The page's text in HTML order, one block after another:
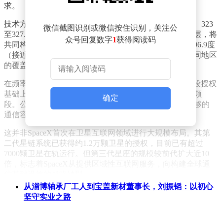
求。
技术方案显示，第三代星座将采用独特的双层轨道设计。323
至327.5公里高度的第一层和473至477.5公里高度的第二层，将
共同构成这个庞大的太空网络。轨道倾角范围从26度到96.9度
（接近太阳同步轨道）的灵活设计，使系统能够根据不同地区
的覆盖需求和流量分布进行动态调整。
在频率资源方面，SpaceX计划在现有Ku、Ka、V和E频段授权
基础上，进一步开发92GHz至275GHz之间的W频段和D频
段。公司解释称，要为全球数十亿用户和AI设备提供足够的
通信容量，必须大幅扩展现有的回传能力。
这并非SpaceX首次在卫星互联网领域进行大规模布局。其第
二代星链系统已获得约1.2万颗卫星的授权，目前已有超过
7000颗卫星在轨运行。但第三代星座的规模较前代扩大近10
值得注意的是，第三代星座的部署与SpaceX的AI业务发展形
成战略协同。公司近期以600亿美元收购AI编程应用Cursor开
微信截图识别或微信按住识别，关注公
众号回复数字1获得阅读码
确定
从淄博轴承厂工人到宝盖新材董事长，刘振韬：以初心
坚守实业之路